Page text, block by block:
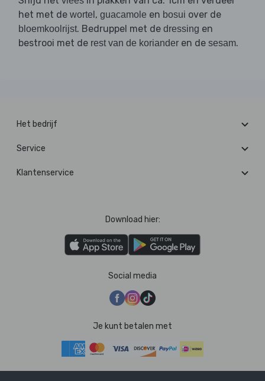
het met de wortel , guacamole en bosui over de
bloemkoolrijst. Bedruppel met de dressing en
bestrooi met de rest van de koriander en de sesam.
Het bedrijf
Service
Klantenservice
Download hier:
Social media
Je kunt betalen met